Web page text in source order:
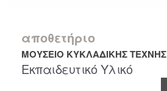
αποθετήριο
ΜΟΥΣΕΙΟ ΚΥΚΛΑΔΙΚΗΣ ΤΕΧΝΗΣ
Εκπαιδευτικό Υλικό